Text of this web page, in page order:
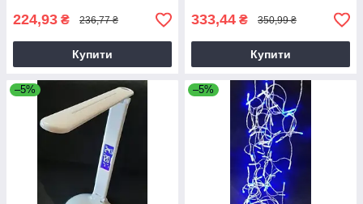
224,93 ₴ 236,77 ₴
Купити
333,44 ₴ 350,99 ₴
Купити
–5% –5%